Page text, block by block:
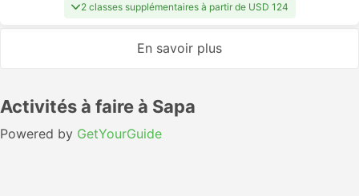
2 classes supplémentaires à partir de USD 124
En savoir plus
Activités à faire à Sapa
Powered by GetYourGuide